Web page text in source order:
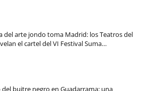
del arte jondo toma Madrid: los Teatros del
el cartel del VI Festival Suma…
del buitre negro en Guadarrama: una